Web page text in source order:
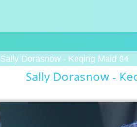
Sally Dorasnow - Keqing Maid 04
Sally Dorasnow -